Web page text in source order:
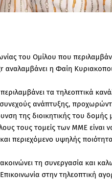
του Ομίλου που
αναλαμβάνει η Φαίη
τα τηλεοπτικά
ανάπτυξης,
της διοικητικής του
τους τομείς των ΜΜΕ είναι
περιεχόμενο υψηλής
τη συνεργασία και
στην τηλεοπτική